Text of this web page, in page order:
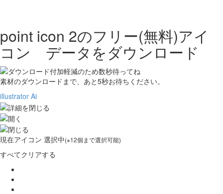
point icon 2のフリー(無料)アイ
コン データをダウンロード
素材のダウンロードまで、あと5秒お待ちください。
illustrator Ai
現在アイコン 選択中(※12個まで選択可能)
すべてクリアする